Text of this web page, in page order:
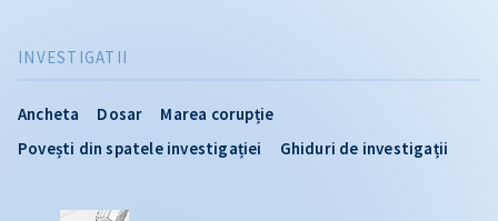
INVESTIGATII
Ancheta Dosar
Marea corupție
Povești din spatele investigației
Ghiduri de investigații